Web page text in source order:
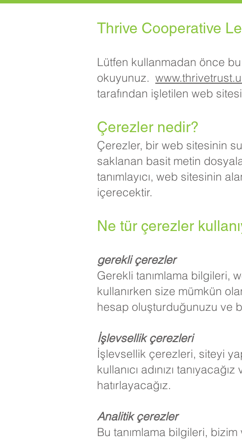
Thrive Cooperative
Lütfen kullanmadan önce bu
okuyunuz.
tarafından işletilen web
Çerezler nedir?
Çerezler, bir web sitesinin
saklanan basit metin
tanımlayıcı, web sitesinin
içerecektir.
Ne tür çerezler
gerekli çerezler
Gerekli tanımlama bilgileri,
kullanırken size mümkün
hesap oluşturduğunuzu ve
İşlevsellik çerezleri
İşlevsellik çerezleri, siteyi
kullanıcı adınızı
hatırlayacağız.
Analitik çerezler
Bu tanımlama bilgileri,